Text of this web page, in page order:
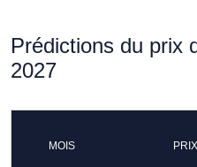
Prédictions du prix
2027
MOIS